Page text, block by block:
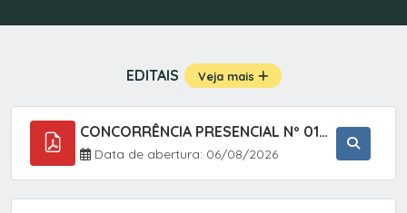
EDITAIS Veja mais
CONCORRÊNCIA PRESENCIAL Nº 019/2025 - PAVIMENTAÇÃO ASFÁLTICA EM TRECHO DA RUA 2 NO BAIRRO VILA SOARES NO MUNICÍPIO DE SETE BARRAS/SP.
Data de abertura: 06/08/2026